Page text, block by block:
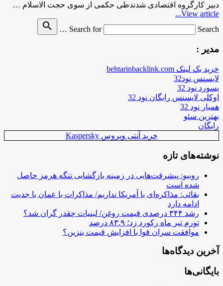
دبیر کارگروه اقتصادی شدندطی حکمی از سوی حجت الاسلام …
View article...
Search for
Search …
search
مدیر :
خرید بک لینک behtarinbacklink.com
لایسنس نود32
پسورد نود 32
اوکلی لایسنس رایگان نود 32
همیار نود 32
بهترین سئو
رایگان
خرید آنتی ویروس Kaspersky
نوشته‌های تازه
روبیو: پیشرفت‌هایی در زمینه بازگشایی تنگه هرمز حاصل
شده است
بقائی: مذاکره‌ای با آمریکا نداریم/ مذاکرات با عمان با جدیت
ادامه دارد
رشد ۳۴۴ درصدی قیمت روغن/ لبنیات چقدر گران شد؟
تورم تیر ماه رکورد زد؛ ۸۳.۹ درصد
موافقت سران قوا با افزایش قیمت بنزین؟
آخرین دیدگاه‌ها
بایگانی‌ها